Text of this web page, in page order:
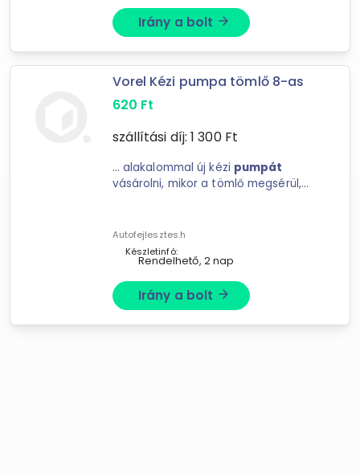
Irány a bolt arrow_forward
Vorel Kézi pumpa tömlő 8-as
620 Ft
szállítási díj: 1 300Ft
... alakalommal új kézi pumpát
vásárolni, mikor a tömlő megsérül,
tekerni az újpumpa
8-as Menet: metrikus ...
Autofejlesztes.h
Készletinfó:
Rendelhető, 2 nap
Irány a bolt arrow_forward